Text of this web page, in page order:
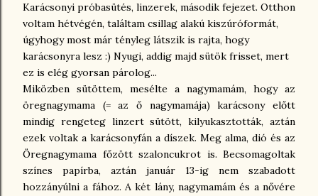
Karácsonyi próbasütés, linzerek, második fejezet. Otthon
voltam hétvégén, találtam csillag alakú kiszúróformát,
úgyhogy most már tényleg látszik is rajta, hogy
karácsonyra lesz :) Nyugi, addig majd sütök frisset, mert
ez is elég gyorsan párolog...
Miközben sütöttem, mesélte a nagymamám, hogy az
öregnagymama (= az ő nagymamája) karácsony előtt
mindig rengeteg linzert sütött, kilyukasztották, aztán
ezek voltak a karácsonyfán a díszek. Meg alma, dió és az
Öregnagymama főzött szaloncukrot is. Becsomagoltak
színes papírba, aztán január 13-ig nem szabadott
hozzányúlni a fához. A két lány, nagymamám és a nővére